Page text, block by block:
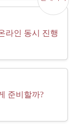
라인 동시 진행
준비할까?